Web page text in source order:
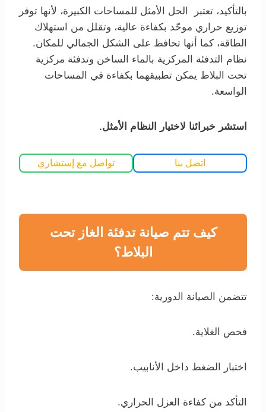
بالتأكيد، تعتبر الحل الأمثل للمساحات الكبيرة، لأنها توفر
توزيع حراري موحّد بكفاءة عالية، وتقلل من استهلاك
الطاقة، كما أنها تحافظ على الشكل الجمالي للمكان.
نظام التدفئة المركزية بالماء الساخن وتدفئة مركزية
تحت البلاط يمكن تطبيقهما بكفاءة في المساحات
الواسعة.
استشر خبرائنا لاختيار النظام الأمثل.
اتصل بنا تواصل مع إستشاري
كيف تتم صيانة تدفئة الغاز تحت
البلاط؟
تتضمن الصيانة الدورية:
فحص الغلاية.
اختبار الضغط داخل الأنابيب.
التأكد من كفاءة العزل الحراري.